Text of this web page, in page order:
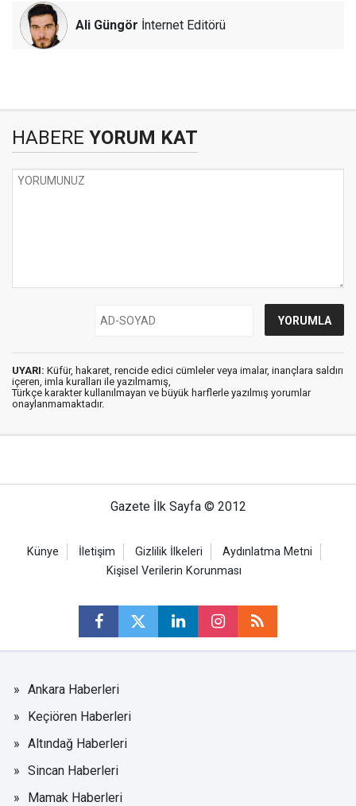
Ali Güngör İnternet Editörü
HABERE YORUM KAT
UYARI: Küfür, hakaret, rencide edici cümleler veya imalar, inançlara saldırı
içeren, imla kuralları ile yazılmamış,
Türkçe karakter kullanılmayan ve büyük harflerle yazılmış yorumlar
onaylanmamaktadır.
Gazete İlk Sayfa © 2012
Künye İletişim Gizlilik İlkeleri
Aydınlatma Metni
Kişisel Verilerin Korunması
Ankara Haberleri
Keçiören Haberleri
Altındağ Haberleri
Sincan Haberleri
Mamak Haberleri